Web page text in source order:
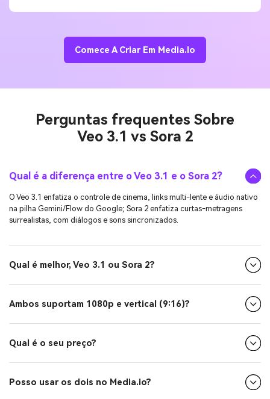
Comece A Criar Em Media.io
Perguntas frequentes Sobre
Veo 3.1 vs Sora 2
Qual é a diferença entre o Veo 3.1 e o Sora 2?
O Veo 3.1 enfatiza o controle de cinema, links multi-lente e áudio nativo
na pilha Gemini/Flow do Google; Sora 2 enfatiza curtas-metragens
surrealistas, com diálogos e sons sincronizados.
Qual é melhor, Veo 3.1 ou Sora 2?
Ambos suportam 1080p e vertical (9:16)?
Qual é o seu preço?
Posso usar os dois no Media.io?